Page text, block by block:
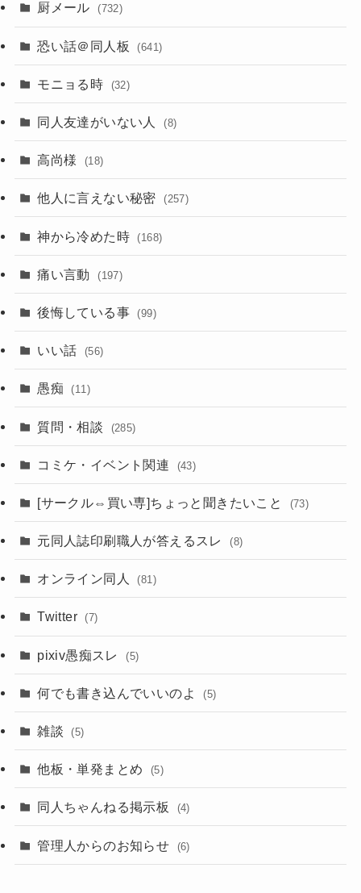
厨メール (732)
恐い話＠同人板 (641)
モニョる時 (32)
同人友達がいない人 (8)
高尚様 (18)
他人に言えない秘密 (257)
神から冷めた時 (168)
痛い言動 (197)
後悔している事 (99)
いい話 (56)
愚痴 (11)
質問・相談 (285)
コミケ・イベント関連 (43)
[サークル⇔買い専]ちょっと聞きたいこと (73)
元同人誌印刷職人が答えるスレ (8)
オンライン同人 (81)
Twitter (7)
pixiv愚痴スレ (5)
何でも書き込んでいいのよ (5)
雑談 (5)
他板・単発まとめ (5)
同人ちゃんねる掲示板 (4)
管理人からのお知らせ (6)